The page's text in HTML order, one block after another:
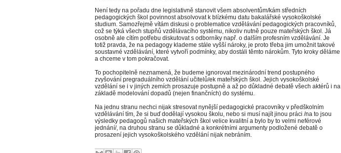
Není tedy na pořadu dne legislativně stanovit všem absolventům/kám středních
pedagogických škol povinnost absolvovat k blízkému datu bakalářské vysokoškolské
studium. Samozřejmě vítám diskusi o problematice vzdělávání pedagogických pracovníků,
což se týká všech stupňů vzdělávacího systému, nikoliv nutně pouze mateřských škol. Já
osobně ale cítím potřebu diskutovat s odborníky např. o dalším profesním vzdělávání. Je
totiž pravda, že na pedagogy klademe stále vyšší nároky, je proto třeba jim umožnit takové
soustavné vzdělávání, které vytvoří podmínky, aby dostáli těmto nárokům. Tyto kroky děláme
a chceme v tom pokračovat.
To pochopitelně neznamená, že budeme ignorovat mezinárodní trend postupného
zvyšování pregraduálního vzdělání učitelů/ek mateřských škol. Jejich vysokoškolské
vzdělání se i v jiných zemích prosazuje postupně a až po důkladné debatě všech aktérů i na
základě modelování dopadů (nejen finančních) do systému.
Na jednu stranu nechci nijak stresovat nynější pedagogické pracovníky v předškolním
vzdělávání tím, že si buď dodělají vysokou školu, nebo si musí najít jinou práci /na to jsou
výsledky pedagogů našich mateřských škol velice kvalitní a bylo by to velmi neférové
jednání/, na druhou stranu se důkladné a konkrétními argumenty podložené debatě o
prosazení jejich vysokoškolského vzdělání nijak nebráním.